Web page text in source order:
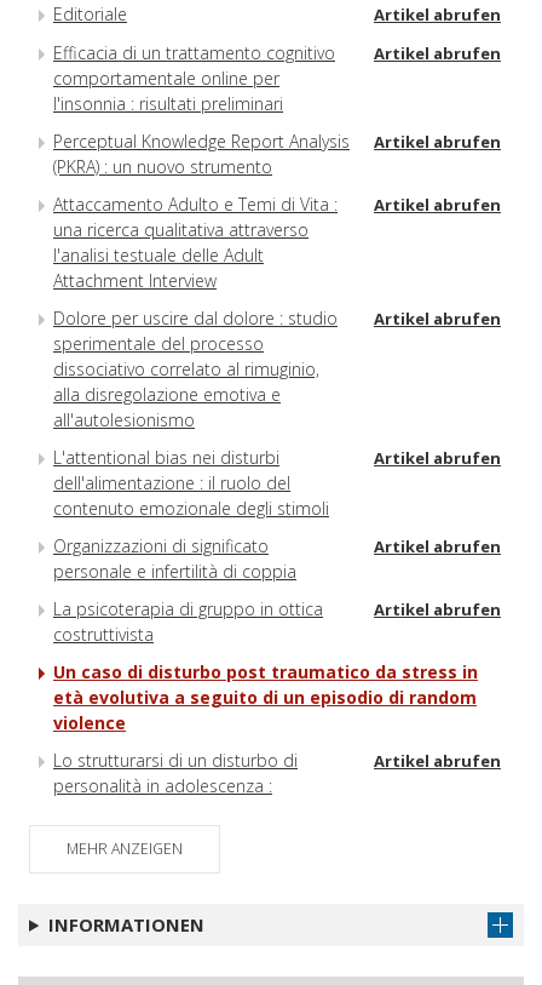
Editoriale Artikel abrufen
Efficacia di un trattamento cognitivo
comportamentale online per
l'insonnia : risultati preliminari
Artikel abrufen
Perceptual Knowledge Report Analysis
(PKRA) : un nuovo strumento
Artikel abrufen
Attaccamento Adulto e Temi di Vita :
una ricerca qualitativa attraverso
l'analisi testuale delle Adult
Attachment Interview
Artikel abrufen
Dolore per uscire dal dolore : studio
sperimentale del processo
dissociativo correlato al rimuginio,
alla disregolazione emotiva e
all'autolesionismo
Artikel abrufen
L'attentional bias nei disturbi
dell'alimentazione : il ruolo del
contenuto emozionale degli stimoli
Artikel abrufen
Organizzazioni di significato
personale e infertilità di coppia
Artikel abrufen
La psicoterapia di gruppo in ottica
costruttivista
Artikel abrufen
Un caso di disturbo post traumatico da stress in
età evolutiva a seguito di un episodio di random
violence
Lo strutturarsi di un disturbo di
personalità in adolescenza :
Artikel abrufen
Disturbo da stress post traumatico
caso di abuso sessuale
MEHR ANZEIGEN
INFORMATIONEN